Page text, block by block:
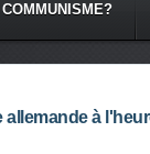
à